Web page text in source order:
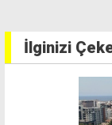
İlginizi